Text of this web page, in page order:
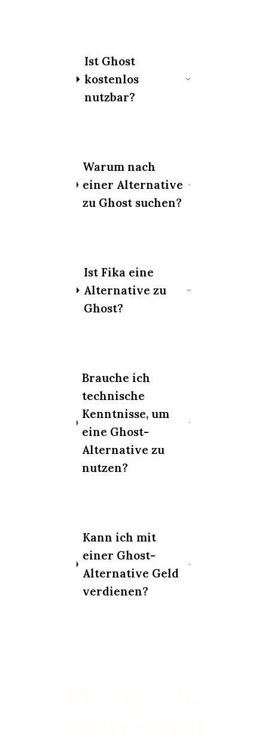
Ist Ghost
kostenlos
nutzbar?
Warum nach
einer Alternative
zu Ghost suchen?
Ist Fika eine
Alternative zu
Ghost?
Brauche ich
technische
Kenntnisse, um
eine Ghost-
Alternative zu
nutzen?
Kann ich mit
einer Ghost-
Alternative Geld
verdienen?